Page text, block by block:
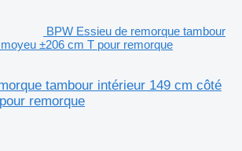
BPW Essieu de remorque tambour
±206 cm T pour remorque
tambour intérieur 149 cm côté
remorque